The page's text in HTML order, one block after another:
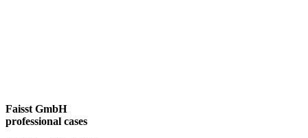
Faisst GmbH
professional cases